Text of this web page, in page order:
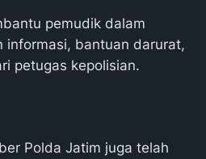
pemudik dalam
informasi, bantuan darurat,
petugas kepolisian.
Polda Jatim juga telah